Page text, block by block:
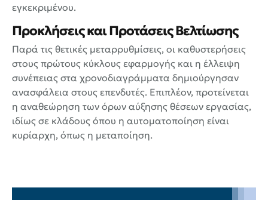
εγκεκριμένου.
Προκλήσεις και Προτάσεις Βελτίωσης
Παρά τις θετικές μεταρρυθμίσεις, οι καθυστερήσεις
στους πρώτους κύκλους εφαρμογής και η έλλειψη
συνέπειας στα χρονοδιαγράμματα δημιούργησαν
ανασφάλεια στους επενδυτές. Επιπλέον, προτείνεται
η αναθεώρηση των όρων αύξησης θέσεων εργασίας,
ιδίως σε κλάδους όπου η αυτοματοποίηση είναι
κυρίαρχη, όπως η μεταποίηση.